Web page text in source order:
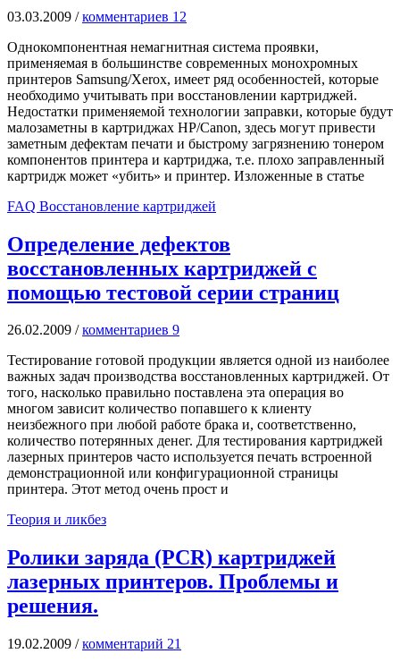
03.03.2009 /комментариев 12
Однокомпонентная немагнитная система проявки,
применяемая в большинстве современных монохромных
принтеров Samsung/Xerox, имеет ряд особенностей, которые
необходимо учитывать при восстановлении картриджей.
Недостатки применяемой технологии заправки, которые будут
малозаметны в картриджах HP/Canon, здесь могут привести
заметным дефектам печати и быстрому загрязнению тонером
компонентов принтера и картриджа, т.е. плохо заправленный
картридж может «убить» и принтер. Изложенные в статье
FAQ Восстановление картриджей
Определение дефектов
восстановленных картриджей с
помощью тестовой серии страниц
26.02.2009 /комментариев 9
Тестирование готовой продукции является одной из наиболее
важных задач производства восстановленных картриджей. От
того, насколько правильно поставлена эта операция во
многом зависит количество попавшего к клиенту
неизбежного при любой работе брака и, соответственно,
количество потерянных денег. Для тестирования картриджей
лазерных принтеров часто используется печать встроенной
демонстрационной или конфигурационной страницы
принтера. Этот метод очень прост и
Теория и ликбез
Ролики заряда (PCR) картриджей
лазерных принтеров. Проблемы и
решения.
19.02.2009 /комментарий 21